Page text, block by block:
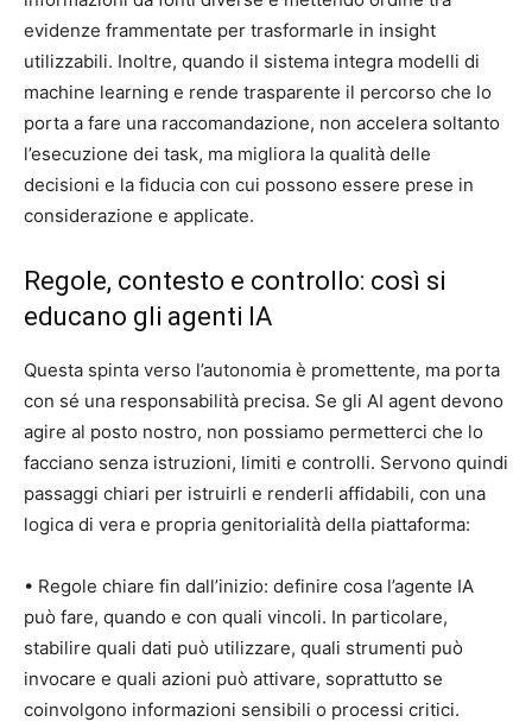
evidenze frammentate per trasformarle in insight
utilizzabili. Inoltre, quando il sistema integra modelli di
machine learning e rende trasparente il percorso che lo
porta a fare una raccomandazione, non accelera soltanto
l’esecuzione dei task, ma migliora la qualità delle
decisioni e la fiducia con cui possono essere prese in
considerazione e applicate.
Regole, contesto e controllo: così si
educano gli agenti IA
Questa spinta verso l’autonomia è promettente, ma porta
con sé una responsabilità precisa. Se gli AI agent devono
agire al posto nostro, non possiamo permetterci che lo
facciano senza istruzioni, limiti e controlli. Servono quindi
passaggi chiari per istruirli e renderli affidabili, con una
logica di vera e propria genitorialità della piattaforma:
• Regole chiare fin dall’inizio: definire cosa l’agente IA
può fare, quando e con quali vincoli. In particolare,
stabilire quali dati può utilizzare, quali strumenti può
invocare e quali azioni può attivare, soprattutto se
coinvolgono informazioni sensibili o processi critici.